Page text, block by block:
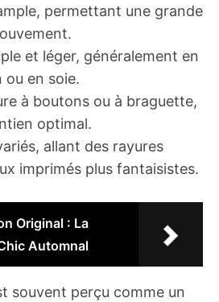
permettant une grande
et léger, généralement en
ou en soie.
à boutons ou à braguette,
optimal.
allant des rayures
imprimés plus fantaisistes.
Original : La
Automnal
souvent perçu comme un